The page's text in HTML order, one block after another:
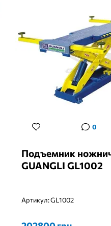
0
Подъемник
GUANGLI GL1002
Артикул:GL1002